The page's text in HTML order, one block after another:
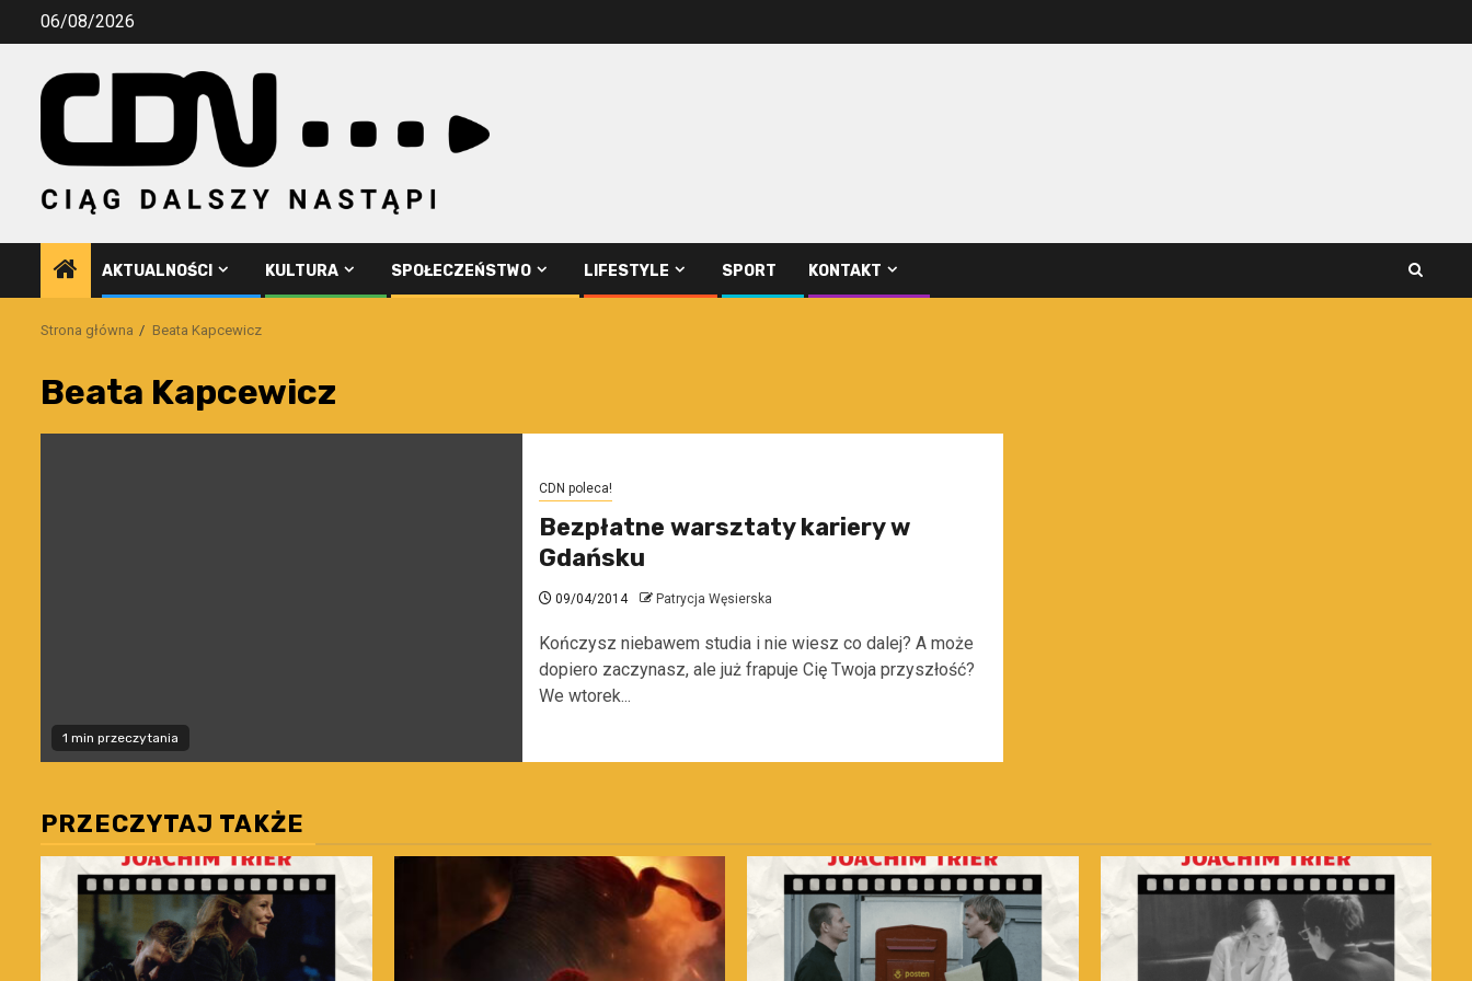
Przejdź06/08/2026
AKTUALNOŚCI KULTURA SPOŁECZEŃSTWO LIFESTYLE SPORT KONTAKT
Strona główna Beata Kapcewicz
Beata Kapcewicz
1 min przeczytania
CDN poleca!
Bezpłatne warsztaty kariery w
Gdańsku
09/04/2014 Patrycja Węsierska
Kończysz niebawem studia i nie wiesz co dalej? A może
dopiero zaczynasz, ale już frapuje Cię Twoja przyszłość?
We wtorek...
PRZECZYTAJ TAKŻE